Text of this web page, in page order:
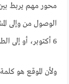
محور مهم يربط
الوصول من وإلى
6 أكتوبر، أو إلى الطريق الصحراوي، أو حتى إلى القاهرة الجديدة.
ولأن الموقع هو